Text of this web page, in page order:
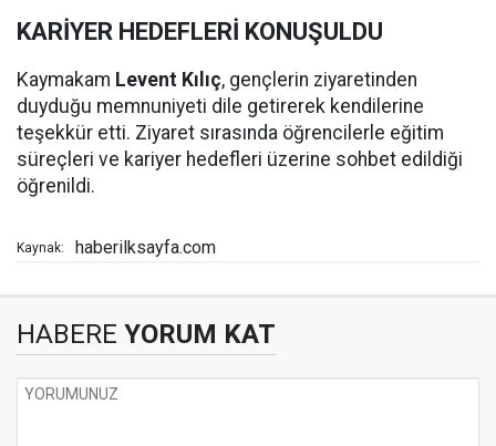
KARİYER HEDEFLERİ KONUŞULDU
Kaymakam Levent Kılıç, gençlerin ziyaretinden
duyduğu memnuniyeti dile getirerek kendilerine
teşekkür etti. Ziyaret sırasında öğrencilerle eğitim
süreçleri ve kariyer hedefleri üzerine sohbet edildiği
öğrenildi.
Kaynak: haberilksayfa.com
HABERE YORUM KAT